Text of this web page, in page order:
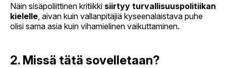
Näin sisäpoliittinen kritiikki siirtyy turvallisuuspolitiikan
kielelle , aivan kuin vallanpitäjiä kyseenalaistava puhe
olisi sama asia kuin vihamielinen vaikuttaminen.
2. Missä tätä sovelletaan?